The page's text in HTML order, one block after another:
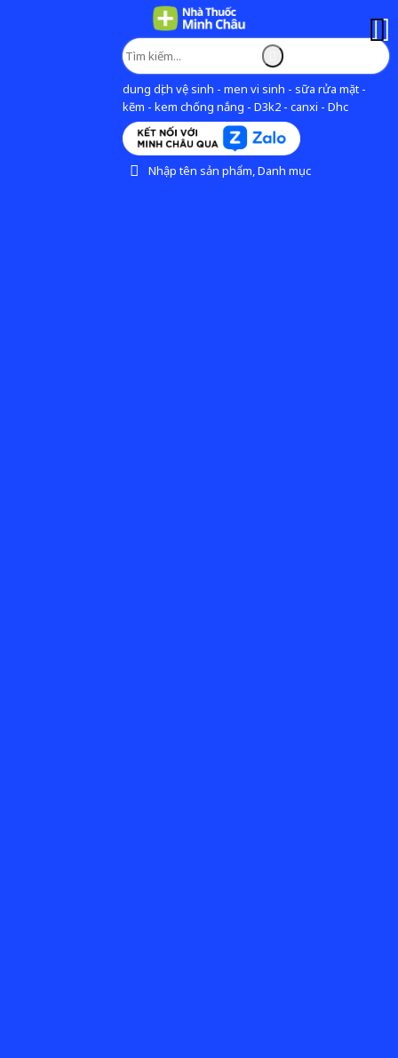
dung dịch vệ sinh - men vi sinh - sữa rửa mặt -
kẽm - kem chống nắng - D3k2 - canxi - Dhc
Nhập tên sản phẩm, Danh mục